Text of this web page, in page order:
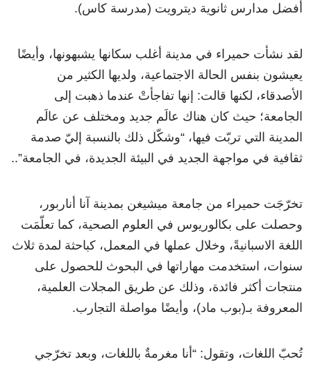
أفضل مدارس ثانوية ديترويت (مدرسة كاس).
لقد نشأت حميراء في مدينة أغلب سكانها يشبهونها، وأيضًا
يعيشون بنفس الحالة الاجتماعية، ولديها الكثير من
الأصدقاء، لكنها قالت: إنها تفاجأتْ عندما ذهبت إلى
الجامعة؛ حيث كان هناك عالَم جديد ومختلف عن عالَم
المدينة التي تربّت فيها، “وشكّل ذلك بالنسبة إليّ صدمة
ثقافية في مواجهة الجديد في البيئة الجديدة، في الجامعة”..
تخرّجَت حميراء من جامعة ميشيغن بمدينة آنا أناربور،
وحصلت على بكالوريوس في العلوم الصحية، كما تعلّمَت
اللغة الاسبانيةً، وخلال عملها في المعمل، كباحثة لمدة ثلاث
سنوات، استخدمت مهاراتها في البحوث للحصول على
منتجات أكثر فائدة، وذلك عن طريق المجلات العلمية،
المعروفة بـ(بوب ماد)، وأيضًا مواصلة التجارب.
تُحبّ اللغات، وتقول: “أنا مغرمةٌ باللغات، وبعد تخرّجي